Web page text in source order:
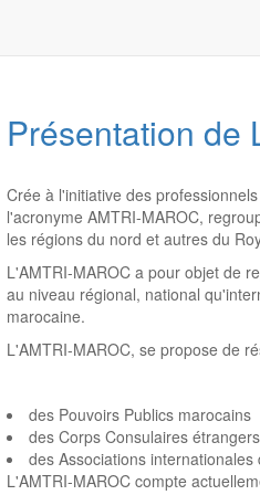
Présentation de
Crée à l'initiative des
l'acronyme AMTRI-MAROC,
les régions du nord et autres du
L'AMTRI-MAROC a pour objet de
au niveau régional, national
marocaine.
L'AMTRI-MAROC, se propose de
des Pouvoirs Publics marocains
des Corps Consulaires
des Associations
L'AMTRI-MAROC compte